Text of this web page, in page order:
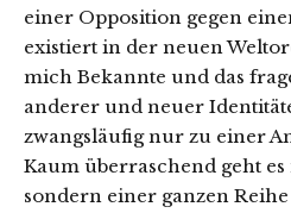
einer Opposition gegen
existiert in der neuen
mich Bekannte und das
anderer und neuer
zwangsläufig nur zu einer
Kaum überraschend geht
sondern einer ganzen